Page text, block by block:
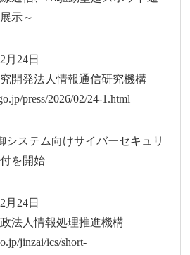
示～
24日
発法人情報通信研究機構
press/2026/02/24-1.html
システム向けサイバーセキュリ
を開始
24日
人情報処理推進機構
jinzai/ics/short-